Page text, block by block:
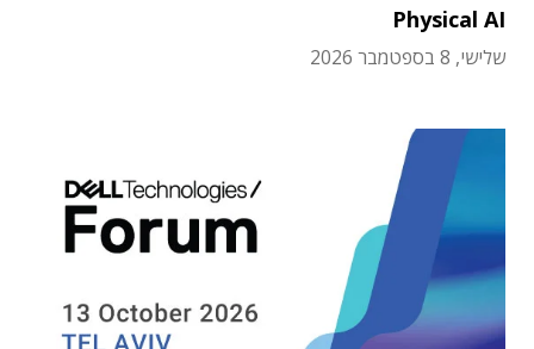
Physical AI
שלישי, 8 בספטמבר 2026